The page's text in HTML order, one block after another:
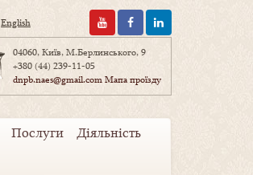
English
04060, Київ, М.Берлинського, 9
+380 (44) 239-11-05
dnpb.naes@gmail.comМапа проїзду
Послуги
Діяльність